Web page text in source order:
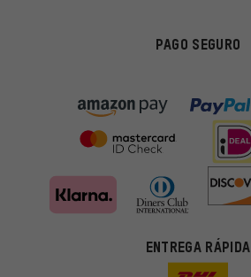
PAGO SEGURO
ENTREGA RÁPIDA